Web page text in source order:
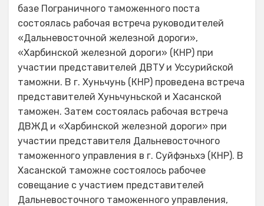
базе Пограничного таможенного поста
состоялась рабочая встреча руководителей
«Дальневосточной железной дороги»,
«Харбинской железной дороги» (КНР) при
участии представителей ДВТУ и Уссурийской
таможни. В г. Хуньчунь (КНР) проведена встреча
представителей Хуньчуньской и Хасанской
таможен. Затем состоялась рабочая встреча
ДВЖД и «Харбинской железной дороги» при
участии представителя Дальневосточного
таможенного управления в г. Суйфэньхэ (КНР). В
Хасанской таможне состоялось рабочее
совещание с участием представителей
Дальневосточного таможенного управления,